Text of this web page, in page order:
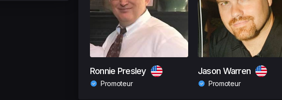
Ronnie Presley
Promoteur
Jason Warren
Promoteur